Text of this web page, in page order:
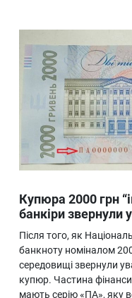
Купюра 2000 грн
банкіри звернули
Після того, як
банкноту номіналом
середовищі звернули
купюр. Частина
мають серію «ПА», яку